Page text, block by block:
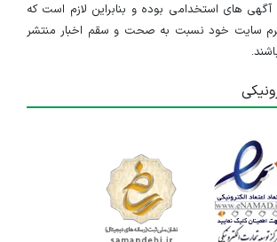
آگهی های استخدامی بوده و بنابراین لازم است که
سایت خود نسبت به صحت و سقم اخبار منتشر